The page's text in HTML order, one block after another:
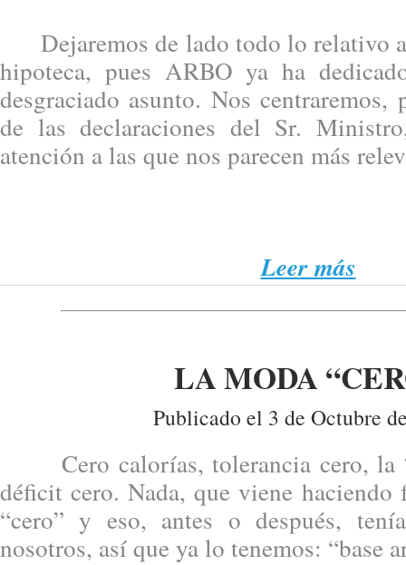
Dejaremos de lado todo lo relativo a
hipoteca, pues ARBO ya ha
desgraciado asunto. Nos
de las declaraciones del Sr.
atención a las que nos parecen más
Leer más
LA MODA
Publicado el 3 de Octubre
Cero calorías, tolerancia cero, la
déficit cero. Nada, que viene
“cero” y eso, antes o después,
nosotros, así que ya lo tenemos: “base